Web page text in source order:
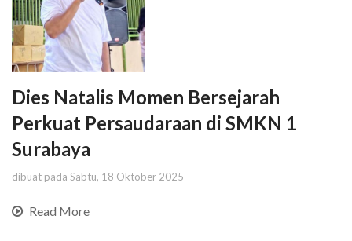
Dies Natalis Momen Bersejarah
Perkuat Persaudaraan di SMKN 1
Surabaya
dibuat pada Sabtu, 18 Oktober 2025
Read More